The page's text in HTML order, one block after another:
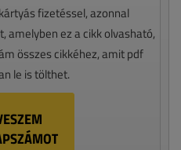
fizetéssel, azonnal
amelyben ez a cikk olvasható,
összes cikkéhez, amit pdf
le is tölthet.